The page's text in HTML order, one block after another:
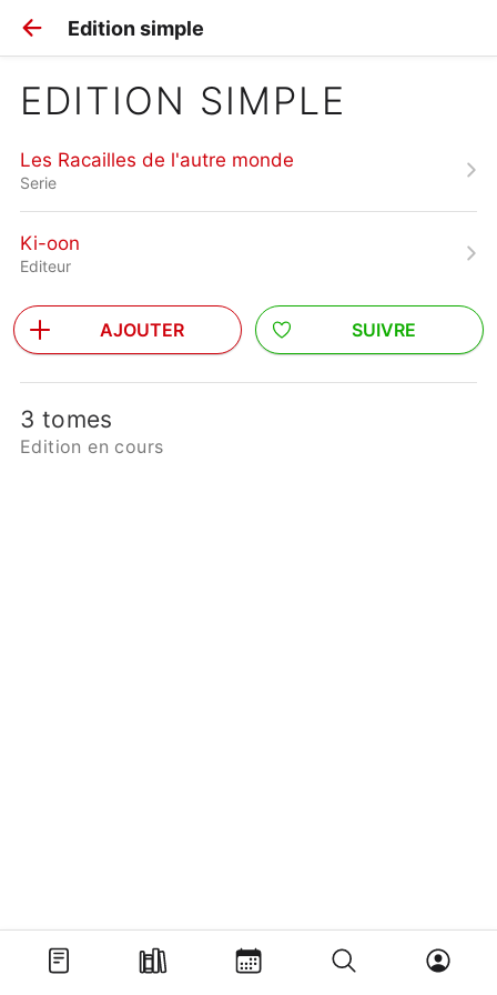
Edition simple
EDITION SIMPLE
Les Racailles de l'autre monde
Serie
Ki-oon
Editeur
AJOUTER SUIVRE
3 tomes
Edition en cours